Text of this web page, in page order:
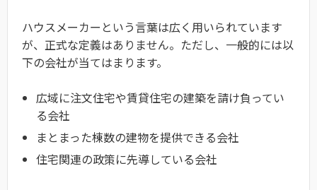
ハウスメーカーという言葉は広く用いられています
が、正式な定義はありません。ただし、一般的には以
下の会社が当てはまります。
広域に注文住宅や賃貸住宅の建築を請け負ってい
る会社
まとまった棟数の建物を提供できる会社
住宅関連の政策に先導している会社